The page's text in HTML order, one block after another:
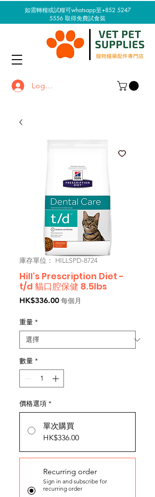
如需轉糧或試糧可whatsapp至+852 5247
5556 取得免費試食裝
Log In / Sign up
庫存單位： HILLSPD-8724
Hill's Prescription Diet -
t/d 貓口腔保健 8.5lbs
HK$336.00價
每個月
重量 *
數量 *
價格選項 *
單次購買
HK$336.00
Recurring order
Sign in and subscribe for
recurring order